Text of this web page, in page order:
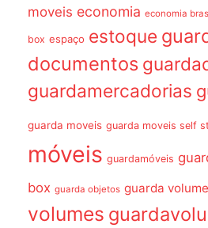
moveis economia economia
box espaço estoque
documentos
guardamercadorias
guarda moveis guarda moveis self
móveis guardamóveis
box guarda objetos guarda volume
volumes